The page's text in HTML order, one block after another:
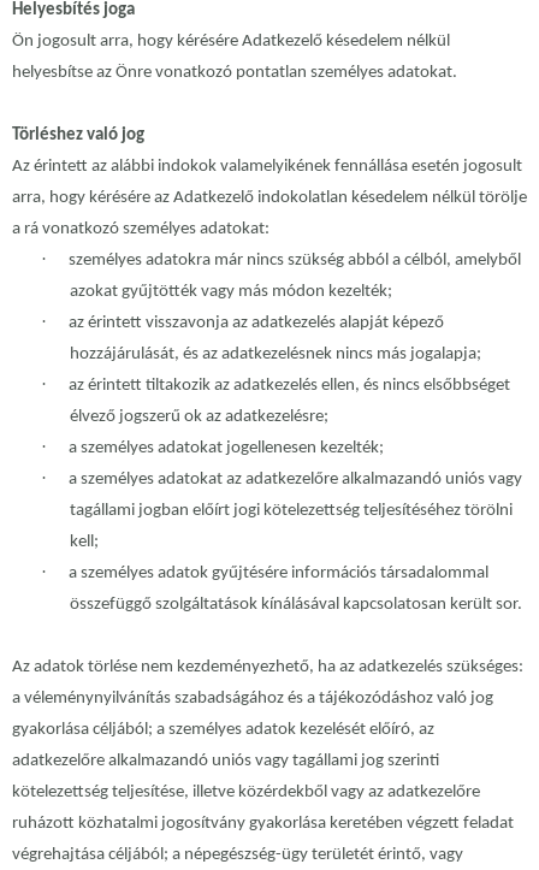
Helyesbítés joga
Ön jogosult arra, hogy kérésére Adatkezelő késedelem nélkül
helyesbítse az Önre vonatkozó pontatlan személyes adatokat.
Törléshez való jog
Az érintett az alábbi indokok valamelyikének fennállása esetén jogosult
arra, hogy kérésére az Adatkezelő indokolatlan késedelem nélkül törölje
a rá vonatkozó személyes adatokat:
·
személyes adatokra már nincs szükség abból a célból, amelyből
azokat gyűjtötték vagy más módon kezelték;
·
az érintett visszavonja az adatkezelés alapját képező
hozzájárulását, és az adatkezelésnek nincs más jogalapja;
·
az érintett tiltakozik az adatkezelés ellen, és nincs elsőbbséget
élvező jogszerű ok az adatkezelésre;
· a személyes adatokat jogellenesen kezelték;
·
a személyes adatokat az adatkezelőre alkalmazandó uniós vagy
tagállami jogban előírt jogi kötelezettség teljesítéséhez törölni
kell;
·
a személyes adatok gyűjtésére információs társadalommal
összefüggő szolgáltatások kínálásával kapcsolatosan került sor.
Az adatok törlése nem kezdeményezhető, ha az adatkezelés szükséges:
a véleménynyilvánítás szabadságához és a tájékozódáshoz való jog
gyakorlása céljából; a személyes adatok kezelését előíró, az
adatkezelőre alkalmazandó uniós vagy tagállami jog szerinti
kötelezettség teljesítése, illetve közérdekből vagy az adatkezelőre
ruházott közhatalmi jogosítvány gyakorlása keretében végzett feladat
végrehajtása céljából; a népegészség-ügy területét érintő, vagy